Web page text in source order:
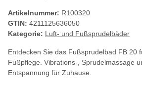
Artikelnummer: R100320
GTIN: 4211125636050
Kategorie: Luft- und Fußsprudelbäder
Entdecken Sie das Fußsprudelbad FB 20
Fußpflege. Vibrations-, Sprudelmassage
Entspannung für Zuhause.